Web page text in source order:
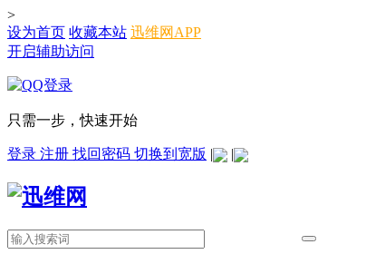
>
设为首页 收藏本站 迅维网APP
开启辅助访问
只需一步，快速开始
登录 注册 找回密码 切换到宽版 | |